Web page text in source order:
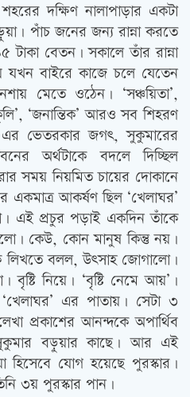
দক্ষিণ নালাপাড়ার একটা
পাঁচ জনের জন্য রান্না করতে
বেতন। সকালে তাঁর রান্না
বাইরে কাজে চলে যেতেন
মেতে ওঠেন। ‘সঞ্চয়িতা’,
‘জনান্তিক’ আরও সব শিহরণ
ভেতরকার জগৎ, সুকুমারের
অর্থটাকে বদলে দিচ্ছিল
সময় নিয়মিত চায়ের দোকানে
একমাত্র আকর্ষণ ছিল ‘খেলাঘর’
এই প্রচুর পড়াই একদিন তাঁকে
কেউ, কোন মানুষ কিন্তু নয়।
লিখতে বলল, উত্‍সাহ জোগালো।
বৃষ্টি নিয়ে। ‘বৃষ্টি নেমে আয়’।
এর পাতায়। সেটা ৩
প্রকাশের আনন্দকে অপার্থিব
বড়ুয়ার কাছে। আর এই
যোগ হয়েছে পুরস্কার।
৩য় পুরস্কার পান।